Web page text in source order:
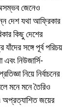
অসম্ভব জেনেও
দেশ যথা আফ্রিকার
কিছু দেশের
সঙ্গে পূর্ব পরিচয়
নিউজার্সি-
নিয়ে নির্বাচনের
মনে মনে তৈরিও
অপ্রত্যাশিত জয়ের